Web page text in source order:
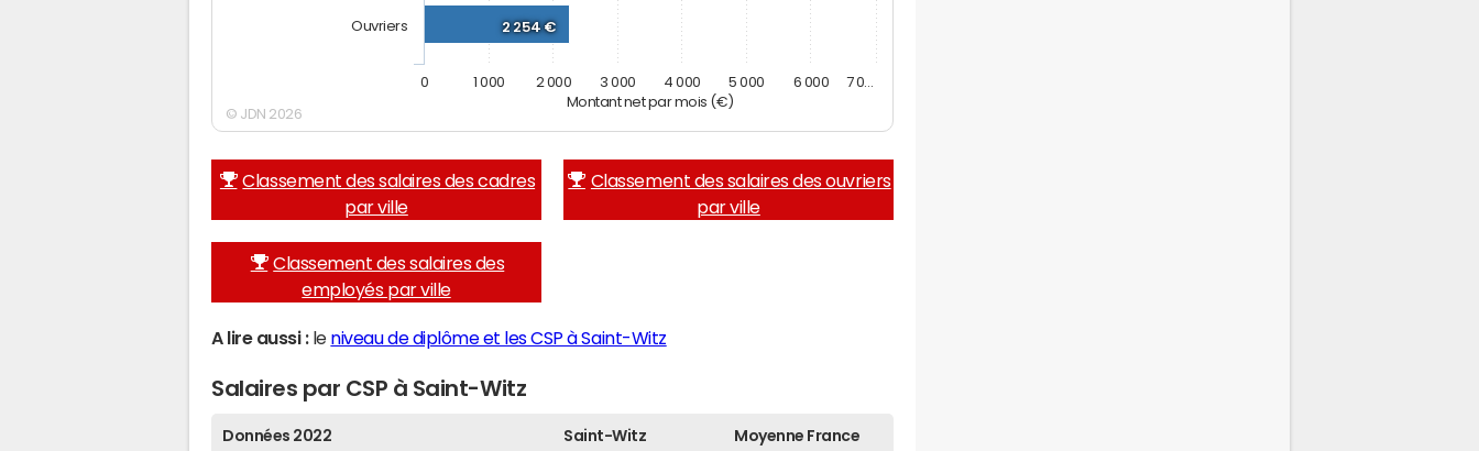
Montant net par mois (€)
2 254 €
Ouvriers
0 1 000 2 000 3 000 4 000 5 000 6 000 7 0…
© JDN 2026
Classement des salaires des cadres
par ville
Classement des salaires des ouvriers
par ville
Classement des salaires des
employés par ville
A lire aussi :le niveau de diplôme et les CSP à Saint-Witz
Salaires par CSP à Saint-Witz
Données 2022 Saint-Witz Moyenne France